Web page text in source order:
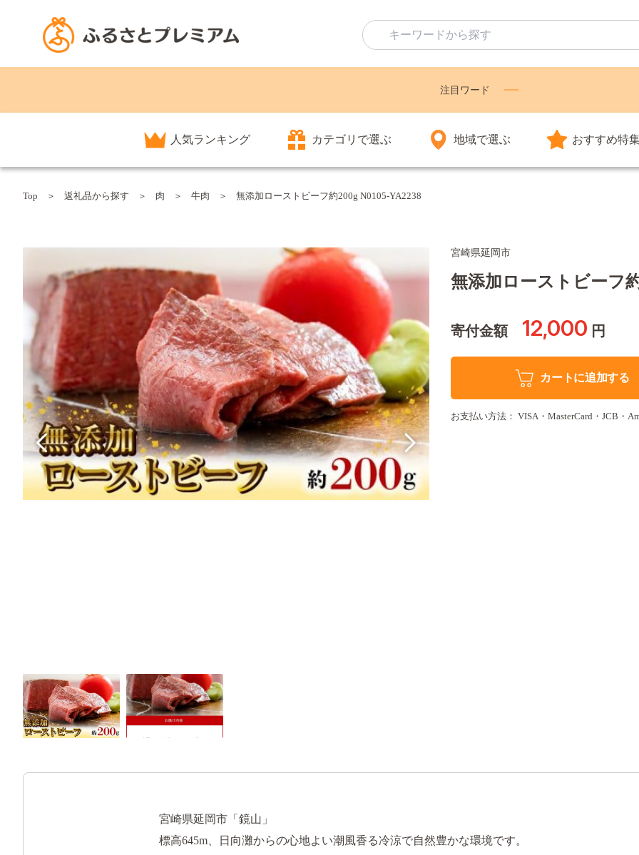
注目ワード
人気ランキング カテゴリで選ぶ 地域で選ぶ おすすめ特
Top 返礼品から探す 肉 牛肉 無添加ローストビーフ約200g N0105-YA2238
宮崎県延岡市
無添加ローストビーフ
寄付金額 12,000 円
カートに追加する
お支払い方法： VISA・MasterCard・JCB・
宮崎県延岡市「鏡山」
標高645m、日向灘からの心地よい潮風香る冷涼で自然豊かな環境です。